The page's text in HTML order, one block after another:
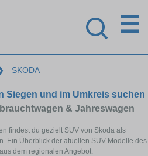
☰
SKODA
Siegen und im Umkreis suchen
& Jahreswagen
findest du gezielt SUV von Skoda als
Ein Überblick der atuellen SUV Modelle des
dem regionalen Angebot.